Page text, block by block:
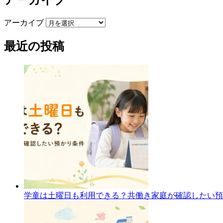
アーカイブ
最近の投稿
学童は土曜日も利用できる？共働き家庭が確認したい